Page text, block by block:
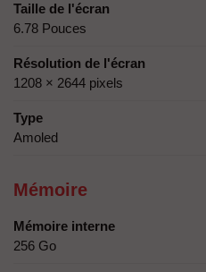
Taille de l'écran
6.78 Pouces
Résolution de l'écran
1208 × 2644 pixels
Type
Amoled
Mémoire
Mémoire interne
256 Go